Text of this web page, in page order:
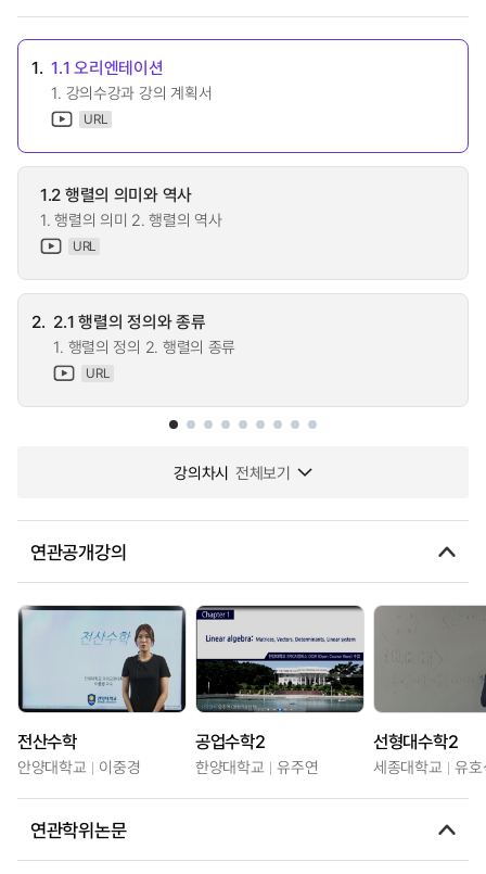
1. 1.1 오리엔테이션
1. 강의수강과 강의 계획서
URL
1.2 행렬의 의미와 역사
1. 행렬의 의미 2. 행렬의 역사
URL
2. 2.1 행렬의 정의와 종류
1. 행렬의 정의 2. 행렬의 종류
URL
강의차시 전체보기
연관공개강의
전산수학
안양대학교 이중경
공업수학2
한양대학교 유주연
선형대수학2
세종대학교 유
연관학위논문